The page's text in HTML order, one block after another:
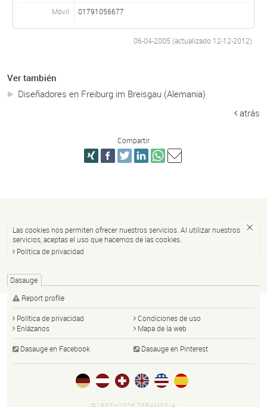
Móvil 01791056677
06-04-2005 (actualizado 12-12-2012)
Ver también
Diseñadores en Freiburg im Breisgau (Alemania)
atrás
Compartir
Las cookies nos permiten ofrecer nuestros servicios. Al utilizar nuestros
servicios, aceptas el uso que hacemos de las cookies.
Política de privacidad
Dasauge
Report profile
Política de privacidad
Condiciones de uso
Enlázanos
Mapa de la web
Dasauge en Facebook Dasauge en Pinterest
©1997—2026 ZERAMEDIA